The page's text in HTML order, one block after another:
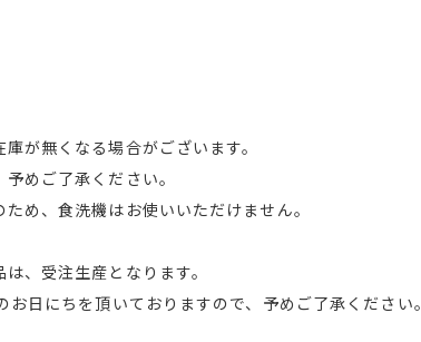
が無くなる場合がございます。
めご了承ください。
め、食洗機はお使いいただけません。
、受注生産となります。
日にちを頂いておりますので、予めご了承ください。